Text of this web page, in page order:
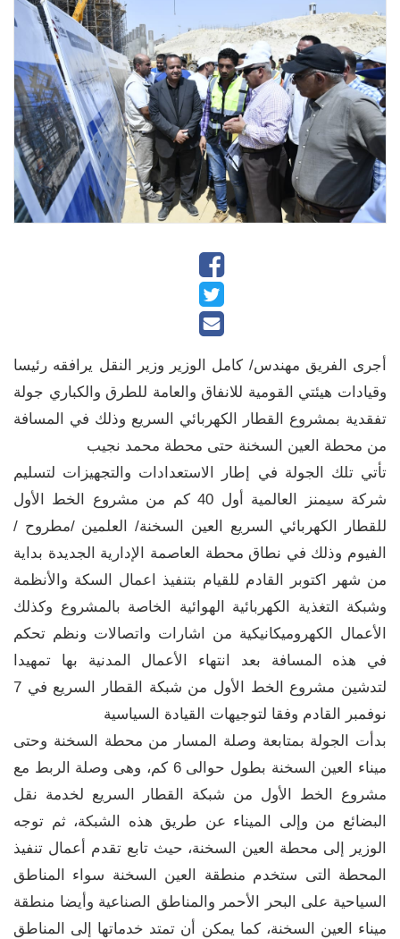
أجرى الفريق مهندس/ كامل الوزير وزير النقل يرافقه رئيسا
وقيادات هيئتي القومية للانفاق والعامة للطرق والكباري جولة
تفقدية بمشروع القطار الكهربائي السريع وذلك في المسافة
من محطة العين السخنة حتى محطة محمد نجيب
تأتي تلك الجولة في إطار الاستعدادات والتجهيزات لتسليم
شركة سيمنز العالمية أول 40 كم من مشروع الخط الأول
للقطار الكهربائي السريع العين السخنة/ العلمين /مطروح /
الفيوم وذلك في نطاق محطة العاصمة الإدارية الجديدة بداية
من شهر اكتوبر القادم للقيام بتنفيذ اعمال السكة والأنظمة
وشبكة التغذية الكهربائية الهوائية الخاصة بالمشروع وكذلك
الأعمال الكهروميكانيكية من اشارات واتصالات ونظم تحكم
في هذه المسافة بعد انتهاء الأعمال المدنية بها تمهيدا
لتدشين مشروع الخط الأول من شبكة القطار السريع في 7
نوفمبر القادم وفقا لتوجيهات القيادة السياسية
بدأت الجولة بمتابعة وصلة المسار من محطة السخنة وحتى
ميناء العين السخنة بطول حوالى 6 كم، وهى وصلة الربط مع
مشروع الخط الأول من شبكة القطار السريع لخدمة نقل
البضائع من وإلى الميناء عن طريق هذه الشبكة، ثم توجه
الوزير إلى محطة العين السخنة، حيث تابع تقدم أعمال تنفيذ
المحطة التى ستخدم منطقة العين السخنة سواء المناطق
السياحية على البحر الأحمر والمناطق الصناعية وأيضا منطقة
ميناء العين السخنة، كما يمكن أن تمتد خدماتها إلى المناطق